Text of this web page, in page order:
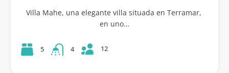
Villa Mahe, una elegante villa situada en Terramar,
en uno…
5 4 12